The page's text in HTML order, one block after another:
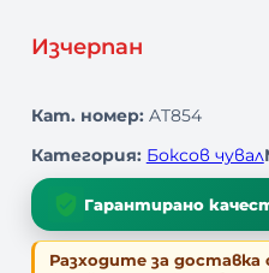
Изчерпан
Кат. номер: AT854
Категория: Боксов чувал
Гарантирано
Разходите за доставка